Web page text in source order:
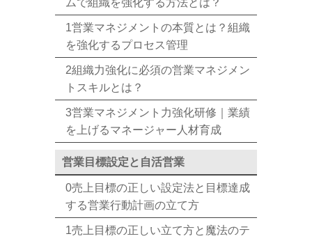
ムで組織を強化する方法とは？
1営業マネジメントの本質とは？組織
を強化するプロセス管理
2組織力強化に必須の営業マネジメン
トスキルとは？
3営業マネジメント力強化研修｜業績
を上げるマネージャー人材育成
営業目標設定と自活営業
0売上目標の正しい設定法と目標達成
する営業行動計画の立て方
1売上目標の正しい立て方と魔法のテ